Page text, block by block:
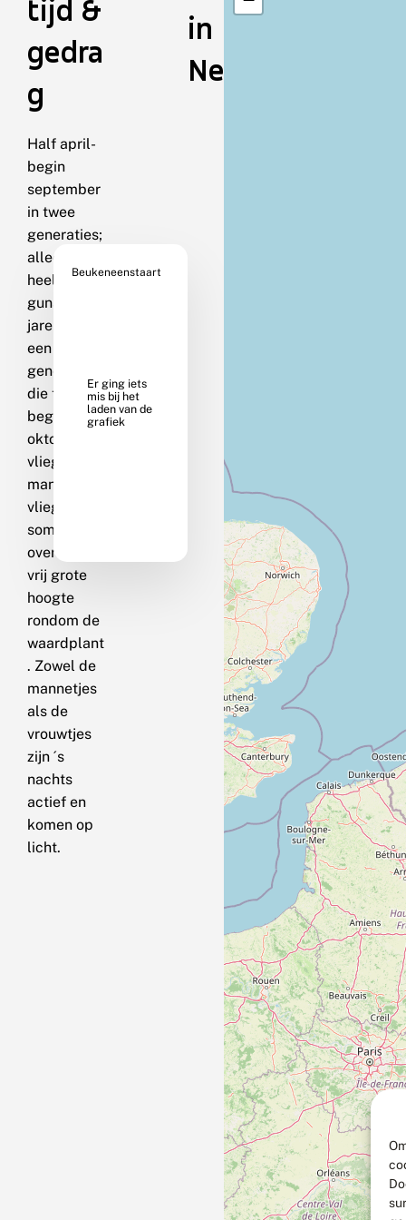
tijd &
gedra
g
Half april-
begin
september
in twee
generaties;
alleen in
heel
gunstige
jaren is er
een derde
generatie,
die tot
begin
oktober
vliegt. De
mannetjes
vliegen
soms
overdag op
vrij grote
hoogte
rondom de
waardplant
. Zowel de
mannetjes
als de
vrouwtjes
zijn ´s
nachts
actief en
komen op
licht.
Beukeneenstaart
in
Nederland